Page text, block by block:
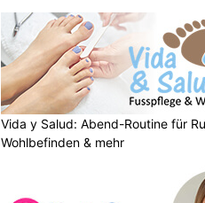
Vida y Salud: Abend-Routine für
Wohlbefinden & mehr